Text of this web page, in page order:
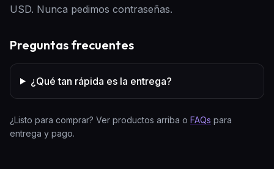
USD. Nunca pedimos contraseñas.
Preguntas frecuentes
¿Qué tan rápida es la entrega?
¿Listo para comprar? Ver productos arriba o FAQs para
entrega y pago.